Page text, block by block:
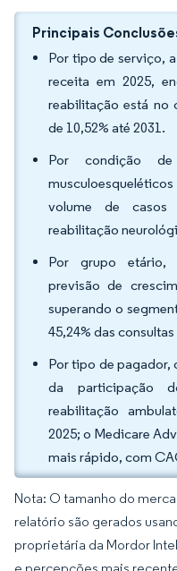
Principais
Por tipo de serviço,
receita em 2025,
reabilitação está no
de 10,52% até 2031.
Por condição
volume de
reabilitação
Por grupo etário,
previsão de
superando o
45,24% das consultas
Por tipo de pagador,
da participação
reabilitação
2025; o Medicare
mais rápido, com
Nota: O tamanho do
relatório são gerados
proprietária da Mordor